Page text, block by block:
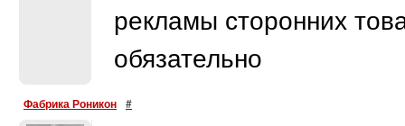
рекламы сторонних
обязательно
Фабрика Роникон #